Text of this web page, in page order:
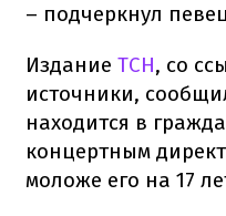
– подчеркнул
Издание ТСН, со
источники,
находится в
концертным
моложе его на 17